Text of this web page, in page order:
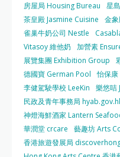
房屋局 Housing Bureau
星
茶皇殿 Jasmine Cuisine
金
雀巢牛奶公司 Nestle
Vitasoy 維他奶
加營素
展覽集團 Exhibition Group
德國寶 German Pool
怡保
李健駕駛學校 LeeKin
樂悠咭
民政及青年事務局
神燈海鮮酒家 Lantern
華潤堂 crcare
藝趣坊 Arts
香港旅遊發展局